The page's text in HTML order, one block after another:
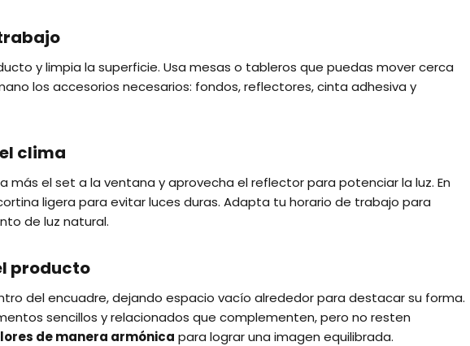
y limpia la superficie. Usa mesas o tableros que puedas mover cerca
los accesorios necesarios: fondos, reflectores, cinta adhesiva y
clima
más el set a la ventana y aprovecha el reflector para potenciar la luz. En
ligera para evitar luces duras. Adapta tu horario de trabajo para
de luz natural.
producto
del encuadre, dejando espacio vacío alrededor para destacar su forma.
sencillos y relacionados que complementen, pero no resten
de manera armónica para lograr una imagen equilibrada.